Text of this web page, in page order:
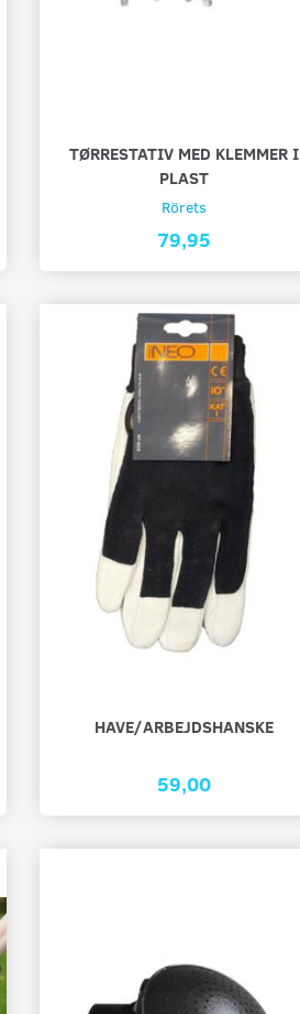
TØRRESTATIV MED KLEMMER I
PLAST
Rörets
79,95
HAVE/ARBEJDSHANSKE
59,00